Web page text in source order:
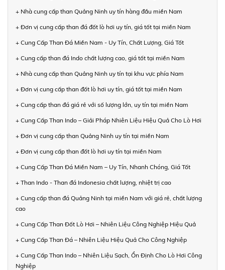
+ Nhà cung cấp than Quảng Ninh uy tín hàng đầu miền Nam
+ Đơn vị cung cấp than đá đốt lò hơi uy tín, giá tốt tại miền Nam
+ Cung Cấp Than Đá Miền Nam - Uy Tín, Chất Lượng, Giá Tốt
+ Cung cấp than đá Indo chất lượng cao, giá tốt tại miền Nam
+ Nhà cung cấp than Quảng Ninh uy tín tại khu vực phía Nam
+ Đơn vị cung cấp than đốt lò hơi uy tín, giá tốt tại miền Nam
+ Cung cấp than đá giá rẻ với số lượng lớn, uy tín tại miền Nam
+ Cung Cấp Than Indo – Giải Pháp Nhiên Liệu Hiệu Quả Cho Lò Hơi
+ Đơn vị cung cấp than Quảng Ninh uy tín tại miền Nam
+ Đơn vị cung cấp than đốt lò hơi uy tín tại miền Nam
+ Cung Cấp Than Đá Miền Nam – Uy Tín, Nhanh Chóng, Giá Tốt
+ Than Indo - Than đá Indonesia chất lượng, nhiệt trị cao
+ Cung cấp than đá Quảng Ninh tại miền Nam với giá rẻ, chất lượng
cao
+ Cung Cấp Than Đốt Lò Hơi – Nhiên Liệu Công Nghiệp Hiệu Quả
+ Cung Cấp Than Đá – Nhiên Liệu Hiệu Quả Cho Công Nghiệp
+ Cung Cấp Than Indo – Nhiên Liệu Sạch, Ổn Định Cho Lò Hơi Công
Nghiệp